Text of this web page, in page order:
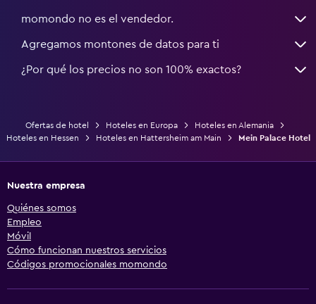
momondo no es el vendedor.
Agregamos montones de datos para ti
¿Por qué los precios no son 100% exactos?
Ofertas de hotel Hoteles en Europa
Hoteles en Alemania
Hoteles en Hessen
Hoteles en Hattersheim am Main Mein Palace Hotel
Nuestra empresa
Quiénes somos
Empleo
Móvil
Cómo funcionan nuestros servicios
Códigos promocionales momondo